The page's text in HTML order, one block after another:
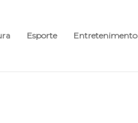
Esporte Entretenimento